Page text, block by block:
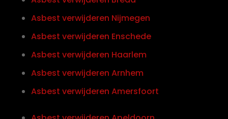
Asbest verwijderen Nijmegen
Asbest verwijderen Enschede
Asbest verwijderen Haarlem
Asbest verwijderen Arnhem
Asbest verwijderen Amersfoort